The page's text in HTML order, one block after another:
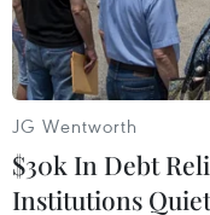
JG Wentworth
$30k In Debt
Institutions